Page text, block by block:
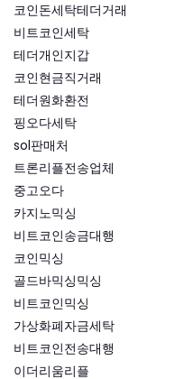
코인돈세탁테더거래
비트코인세탁
테더개인지갑
코인현금직거래
테더원화환전
핑오다세탁
sol판매처
트론리플전송업체
중고오다
카지노믹싱
비트코인송금대행
코인믹싱
골드바믹싱믹싱
비트코인믹싱
가상화폐자금세탁
비트코인전송대행
이더리움리플